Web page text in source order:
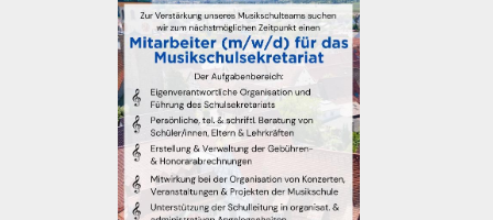
Presse
Bürger & Service
Was erledige ich wo
Dienstleistungen